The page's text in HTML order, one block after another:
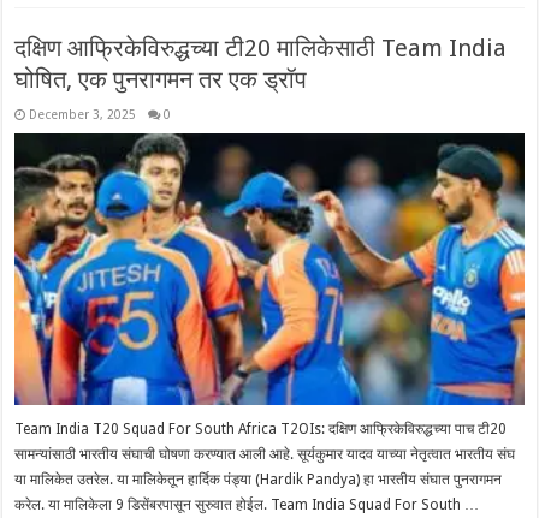
दक्षिण आफ्रिकेविरुद्धच्या टी20 मालिकेसाठी Team India
घोषित, एक पुनरागमन तर एक ड्रॉप
December 3, 2025 0
Team India T20 Squad For South Africa T2OIs: दक्षिण आफ्रिकेविरुद्धच्या पाच टी20
सामन्यांसाठी भारतीय संघाची घोषणा करण्यात आली आहे. सूर्यकुमार यादव याच्या नेतृत्वात भारतीय संघ
या मालिकेत उतरेल. या मालिकेतून हार्दिक पंड्या (Hardik Pandya) हा भारतीय संघात पुनरागमन
करेल. या मालिकेला 9 डिसेंबरपासून सुरुवात होईल. Team India Squad For South …